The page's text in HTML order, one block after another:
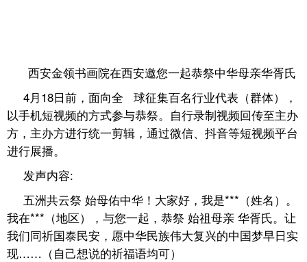
西安金领书画院在西安邀您一起恭祭中华母亲华胥氏
4月18日前，面向全 球征集百名行业代表（群体），
以手机短视频的方式参与恭祭。自行录制视频回传至主办
方，主办方进行统一剪辑，通过微信、抖音等短视频平台
进行展播。
发声内容:
五洲共云祭 始母佑中华！大家好，我是***（姓名）。
我在***（地区），与您一起，恭祭 始祖母亲 华胥氏。让
我们同祈国泰民安，愿中华民族伟大复兴的中国梦早日实
现……（自己想说的祈福语均可）